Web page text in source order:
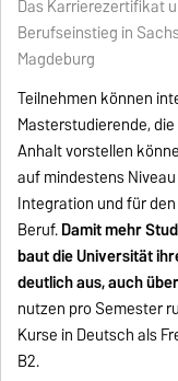
Das Karrierezertifikat
Berufseinstieg in
Magdeburg
Teilnehmen können
Masterstudierende,
Anhalt vorstellen
auf mindestens
Integration und für
Beruf.Damit mehr
baut die Universität
deutlich aus, auch
nutzen pro Semester
Kurse in Deutsch als
B2.